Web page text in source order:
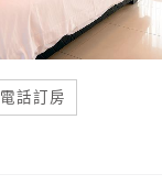
電話訂房